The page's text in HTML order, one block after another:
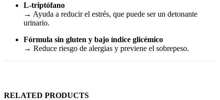
L-triptófano
→ Ayuda a reducir el estrés, que puede ser un detonante
urinario.
Fórmula sin gluten y bajo índice glicémico
→ Reduce riesgo de alergias y previene el sobrepeso.
RELATED PRODUCTS